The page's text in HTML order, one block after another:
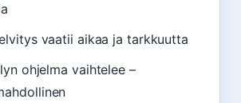
vaatii aikaa ja tarkkuutta
ohjelma vaihtelee –